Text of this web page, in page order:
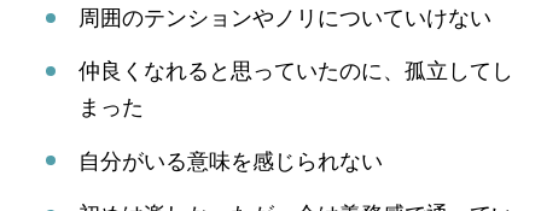
周囲のテンションやノリについていけない
仲良くなれると思っていたのに、孤立してし
まった
自分がいる意味を感じられない